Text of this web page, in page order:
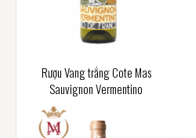
Rượu Vang trắng Cote Mas
Sauvignon Vermentino